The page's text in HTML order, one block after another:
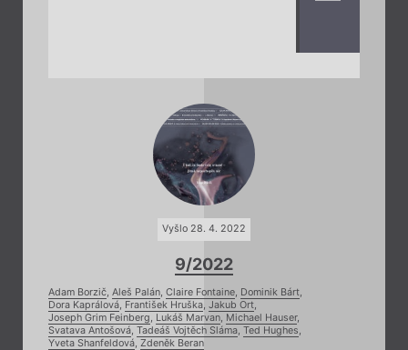
Vyšlo 28. 4. 2022
9/2022
Adam Borzič, Aleš Palán, Claire Fontaine, Dominik Bárt,
Dora Kaprálová, František Hruška, Jakub Ort,
Joseph Grim Feinberg, Lukáš Marvan, Michael Hauser,
Svatava Antošová, Tadeáš Vojtěch Sláma, Ted Hughes,
Yveta Shanfeldová, Zdeněk Beran